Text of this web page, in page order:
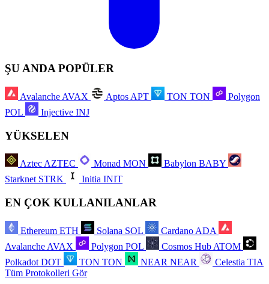
ŞU ANDA POPÜLER
Avalanche AVAX Aptos APT TON TON
Polygon
POL
Injective INJ
YÜKSELEN
AztecAZTEC Monad MON Babylon BABY
Starknet STRK Initia INIT
EN ÇOK KULLANILANLAR
Ethereum ETH Solana SOL Cardano ADA
Avalanche AVAX Polygon POL Cosmos Hub ATOM
Polkadot DOT TON TON NEAR NEAR Celestia TIA
Tüm Protokolleri Gör